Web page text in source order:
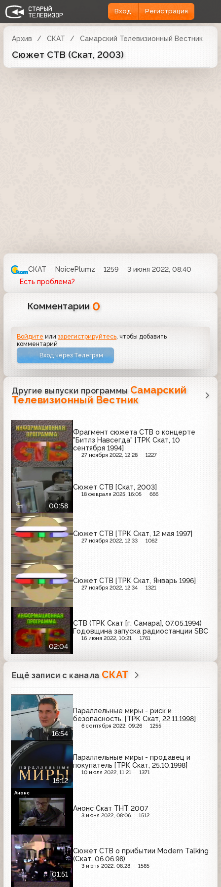
Вход Регистрация
Архив СКАТ Самарский Телевизионный Вестник
Сюжет СТВ (Скат, 2003)
СКАТ NoicePlumz 1259
3 июня 2022, 08:40
Есть проблема?
Комментарии 0
Войдите илизарегистрируйтесь , чтобы добавить
комментарий
Вход через Телеграм
Другие выпуски программы Самарский
Телевизионный Вестник
Фрагмент сюжета СТВ о концерте
"Битлз Навсегда" [ТРК Скат, 10
сентября 1994]
27 ноября 2022, 12:28 1227
00:58
Сюжет СТВ [Скат, 2003]
18 февраля 2025, 16:05 666
Сюжет СТВ [ТРК Скат, 12 мая 1997]
27 ноября 2022, 12:33 1062
Сюжет СТВ [ТРК Скат, Январь 1996]
27 ноября 2022, 12:34 1321
02:04
СТВ (ТРК Скат [г. Самара], 07.05.1994)
Годовщина запуска радиостанции SBC
16 июня 2022, 10:21 1761
Ещё записи с канала СКАТ
16:54
Параллельные миры - риск и
безопасность. [ТРК Скат, 22.11.1998]
6 сентября 2022, 09:26 1255
15:12
Параллельные миры - продавец и
покупатель [ТРК Скат, 25.10.1998]
10 июля 2022, 11:21 1371
Анонс Скат ТНТ 2007
3 июня 2022, 08:06 1512
Анонс
01:51
Сюжет СТВ о прибытии Modern Talking
(Скат, 06.06.98)
3 июня 2022, 08:28 1585